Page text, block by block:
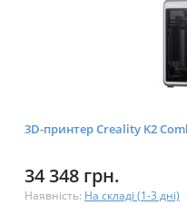
3D-принтер Creality K2
34 348 грн.
Наявність: На складі (1-3 дні)